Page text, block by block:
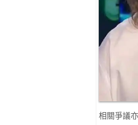
相關爭議